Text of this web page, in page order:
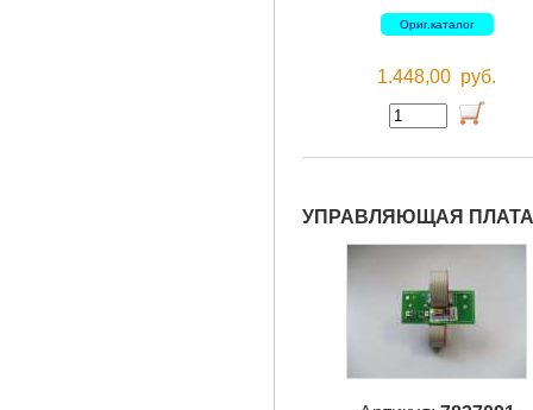
Ориг.каталог
1.448,00 руб.
УПРАВЛЯЮЩАЯ ПЛАТА